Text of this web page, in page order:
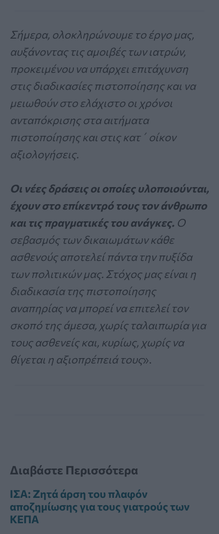
Σήμερα, ολοκληρώνουμε το έργο μας,
αυξάνοντας τις αμοιβές των ιατρών,
προκειμένου να υπάρχει επιτάχυνση
στις διαδικασίες πιστοποίησης και να
μειωθούν στο ελάχιστο οι χρόνοι
ανταπόκρισης στα αιτήματα
πιστοποίησης και στις κατ΄ οίκον
αξιολογήσεις.
Οι νέες δράσεις οι οποίες υλοποιούνται,
έχουν στο επίκεντρό τους τον άνθρωπο
και τις πραγματικές του ανάγκες. Ο
σεβασμός των δικαιωμάτων κάθε
ασθενούς αποτελεί πάντα την πυξίδα
των πολιτικών μας. Στόχος μας είναι η
διαδικασία της πιστοποίησης
αναπηρίας να μπορεί να επιτελεί τον
σκοπό της άμεσα, χωρίς ταλαιπωρία για
τους ασθενείς και, κυρίως, χωρίς να
θίγεται η αξιοπρέπειά τους».
Διαβάστε Περισσότερα
ΙΣΑ: Ζητά άρση του πλαφόν
αποζημίωσης για τους γιατρούς των
ΚΕΠΑ